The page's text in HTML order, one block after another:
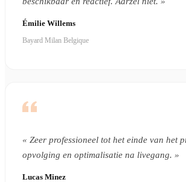
Émilie Willems
Bayard Milan Belgique
« Zeer professioneel tot het einde van het
opvolging en optimalisatie na livegang. »
Lucas Minez